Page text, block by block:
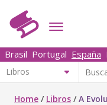
Brasil Portugal España
Home / Libros /A